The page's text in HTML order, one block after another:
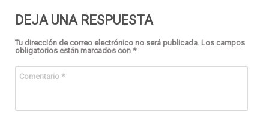
DEJA UNA RESPUESTA
Tu dirección de correo electrónico no será publicada. Los campos
obligatorios están marcados con *
Comentario *